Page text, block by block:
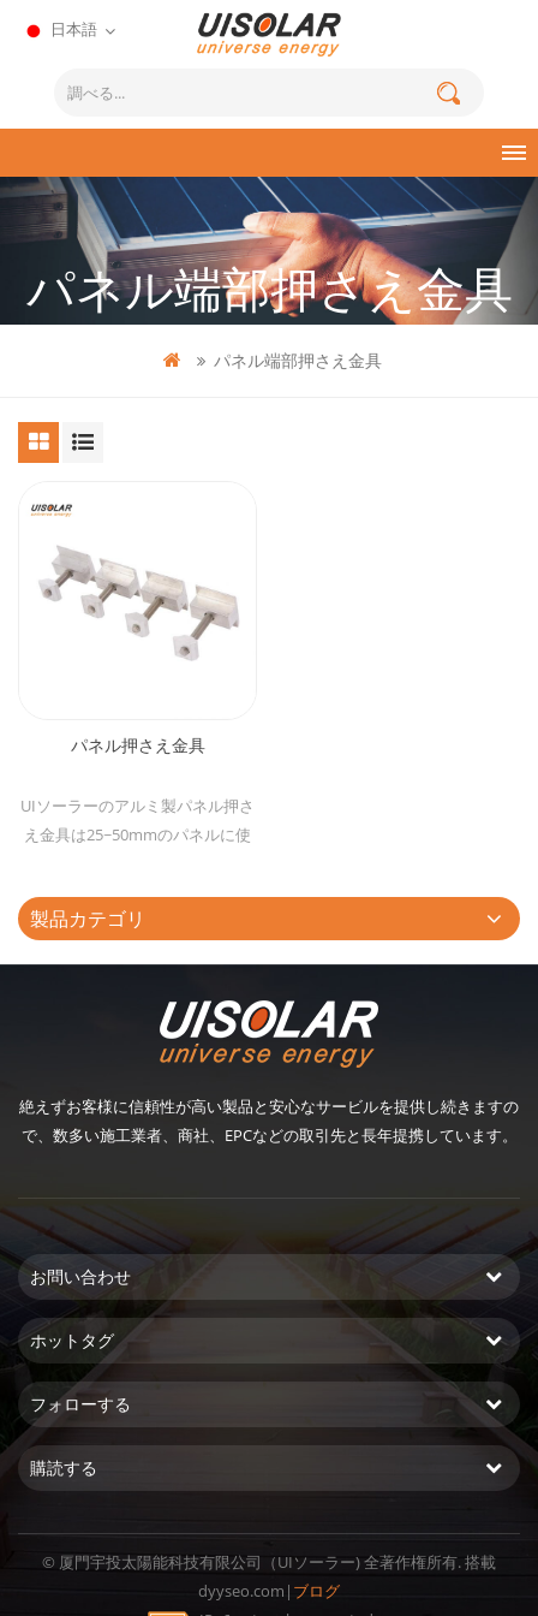
日本語
パネル端部押さえ金具
パネル端部押さえ金具
パネル押さえ金具
UIソーラーのアルミ製パネル押さ
え金具は25~50mmのパネルに使
のナットを使われて、色々な状況
に対応できます。 銀色と黒い二つ
きます。
製品カテゴリ
絶えずお客様に信頼性が高い製品と安心なサービルを提供し続きますの
で、数多い施工業者、商社、EPCなどの取引先と長年提携しています。
お問い合わせ
ホットタグ
フォローする
購読する
© 厦門宇投太陽能科技有限公司（UIソーラー) 全著作権所有. 搭載
dyyseo.com | ブログ